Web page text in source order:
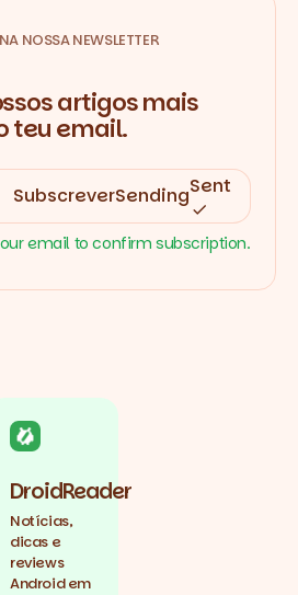
NOSSA NEWSLETTER
artigos mais
teu email.
SubscreverSendingSent
email to confirm subscription.
DroidReader
Notícias,
dicas e
reviews
Android em